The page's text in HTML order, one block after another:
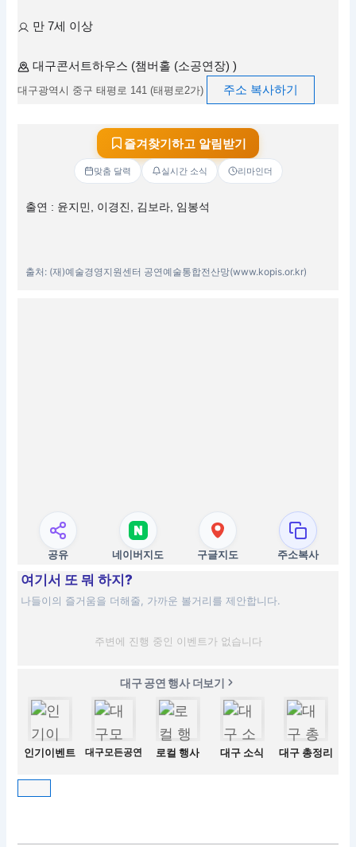
만 7세 이상
대구콘서트하우스 (챔버홀 (소공연장) )
대구광역시 중구 태평로 141 (태평로2가) 주소 복사하기
즐겨찾기하고 알림받기
맞춤 달력 실시간 소식 리마인더
출연 : 윤지민, 이경진, 김보라, 임봉석
출처: (재)예술경영지원센터 공연예술통합전산망(www.kopis.or.kr)
공유 네이버지도 구글지도 주소복사
여기서 또 뭐 하지?
나들이의 즐거움을 더해줄, 가까운 볼거리를 제안합니다.
주변에 진행 중인 이벤트가 없습니다
대구 공연 행사 더보기
인기이벤트 대구모든공연 로컬 행사 대구 소식 대구 총정리